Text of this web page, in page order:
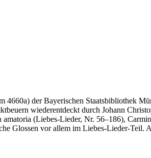
der Bayerischen Staatsbibliothek
wiederentdeckt durch Johann
(Liebes-Lieder, Nr. 56–186),
Glossen vor allem im Liebes-Lieder-Teil.